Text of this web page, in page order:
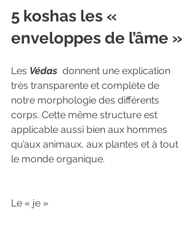
5 koshas les «
enveloppes de l’âme »
Les Védas donnent une explication
très transparente et complète de
notre morphologie des différents
corps. Cette même structure est
applicable aussi bien aux hommes
qu’aux animaux, aux plantes et à tout
le monde organique.
Le « je »